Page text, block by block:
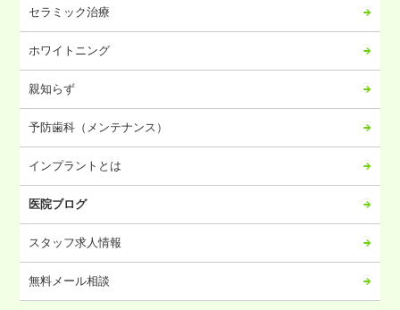
2023年08月
2023年07月
2023年06月
2023年05月
2023年04月
2023年03月
2023年02月
2023年01月
2022年11月
セラミック治療
ホワイトニング
親知らず
予防歯科（メンテナンス）
インプラントとは
医院ブログ
スタッフ求人情報
無料メール相談